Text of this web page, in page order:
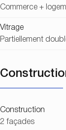
Commerce +
Vitrage
Partiellement
Construction
2 façades